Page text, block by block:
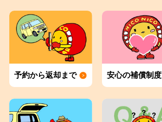
予約から返却まで 安心の補償制度